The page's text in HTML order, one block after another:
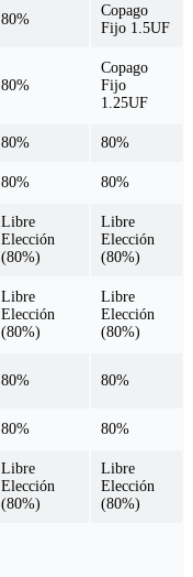
80%
Copago
Fijo 1.5UF
80%
Copago
Fijo
1.25UF
80% 80%
80% 80%
Libre
Elección
(80%)
Libre
Elección
(80%)
Libre
Elección
(80%)
Libre
Elección
(80%)
80% 80%
80% 80%
Libre
Elección
(80%)
Libre
Elección
(80%)